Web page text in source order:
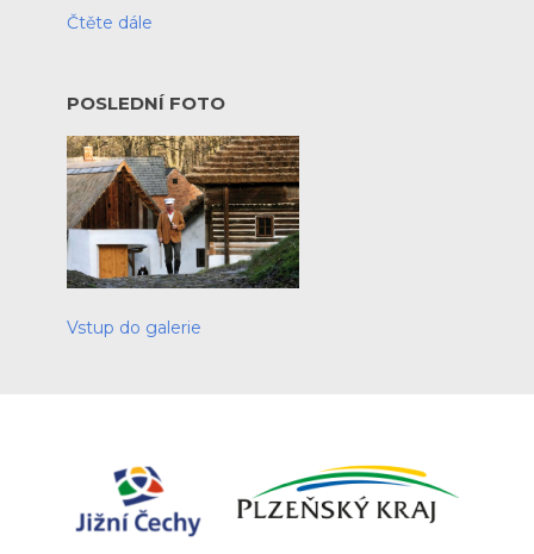
Čtěte dále
POSLEDNÍ FOTO
Vstup do galerie